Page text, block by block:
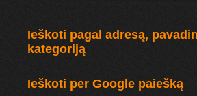
Ieškoti pagal adresą,
kategoriją
Ieškoti per Google paiešką